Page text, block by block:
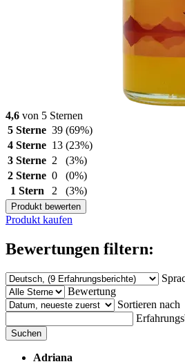
4,6 von 5 Sternen
5 Sterne 39 (69%)
4 Sterne 13 (23%)
3 Sterne 2
(3%)
2 Sterne 0
(0%)
1 Stern
2 (3%)
Produkt bewerten
Produkt kaufen
Bewertungen filtern:
Bewertung
Sortieren nach
Suchen
Adriana